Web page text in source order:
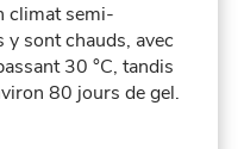
climat semi-
y sont chauds, avec
30 °C, tandis
80 jours de gel.